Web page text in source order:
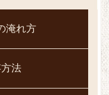
淹れ方
法